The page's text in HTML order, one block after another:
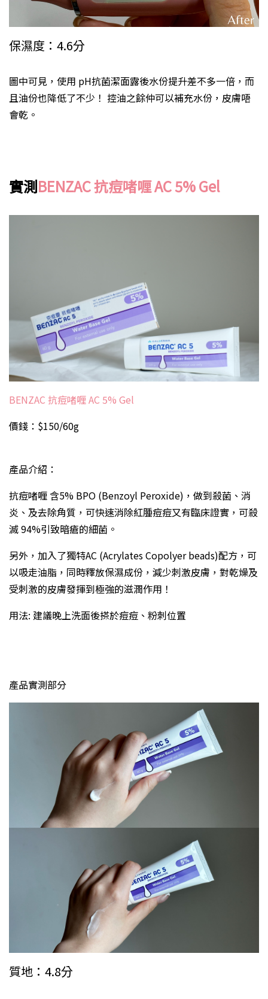
保濕度：4.6分
圖中可見，使用 pH抗菌潔面露後水份提升差不多一倍，而
且油份也降低了不少！ 控油之餘仲可以補充水份，皮膚唔
會乾。
實測BENZAC 抗痘啫喱 AC 5% Gel
BENZAC 抗痘啫喱 AC 5% Gel
價錢：$150/60g
產品介紹：
抗痘啫喱 含5% BPO (Benzoyl Peroxide)，做到殺菌、消
炎、及去除角質，可快速消除紅腫痘痘又有臨床證實，可殺
滅 94%引致暗瘡的細菌。
另外，加入了獨特AC (Acrylates Copolyer beads)配方，可
以吸走油脂，同時釋放保濕成份，減少刺激皮膚，對乾燥及
受刺激的皮膚發揮到極強的滋潤作用！
用法: 建議晚上洗面後搽於痘痘、粉刺位置
產品實測部分
質地：4.8分